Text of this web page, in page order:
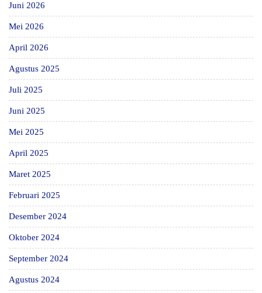
Juni 2026
Mei 2026
April 2026
Agustus 2025
Juli 2025
Juni 2025
Mei 2025
April 2025
Maret 2025
Februari 2025
Desember 2024
Oktober 2024
September 2024
Agustus 2024